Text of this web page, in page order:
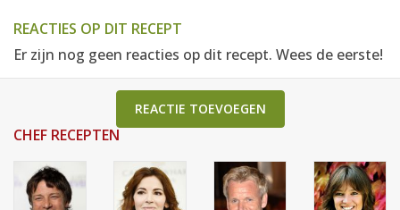
REACTIES OP DIT RECEPT
Er zijn nog geen reacties op dit recept. Wees de eerste!
REACTIE TOEVOEGEN
CHEF RECEPTEN